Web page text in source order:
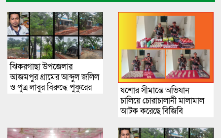
ঝিকরগাছা উপজেলার
আজমপুর গ্রামের আব্দুল জলিল
ও পুত্র লাবুর বিরুদ্ধে পুকুরের
যশোর সীমান্তে অভিযান
চালিয়ে চোরাচালানী মালামাল
আটক করেছে বিজিবি